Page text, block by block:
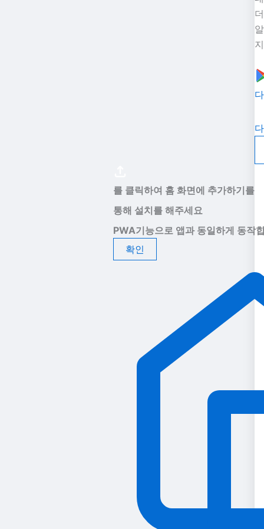
를 클릭하여 홈 화면에 추가하기를
통해 설치를 해주세요
PWA기능으로 앱과 동일하게 동작
확인